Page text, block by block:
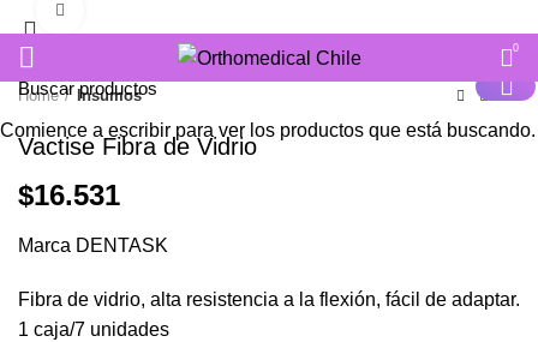
0
Home Insumos
Vactise Fibra de Vidrio
$16.531
Marca DENTASK
Fibra de vidrio, alta resistencia a la flexión, fácil de adaptar.
1 caja/7 unidades
Comience a escribir para ver los productos que está buscando.